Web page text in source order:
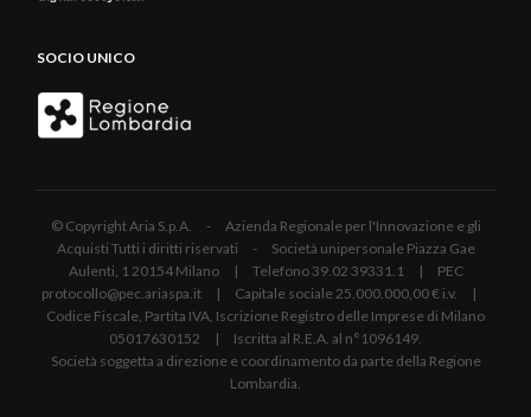
SOCIO UNICO
© Copyright Aria S.p.A. - Azienda Regionale per l'Innovazione e gli
Acquisti Tutti i diritti riservati - Società unipersonale Piazza Gae
Aulenti, 1 20154 Milano | Telefono 39.02 39331.1 | PEC
protocollo@pec.ariaspa.it | Capitale sociale 25.000.000,00 € i.v. |
Codice Fiscale, Partita IVA, Iscrizione Registro delle Imprese di Milano
05017630152 | Iscritta al R.E.A. al n°1096149.
Società soggetta a direzione e coordinamento da parte della Regione
Lombardia.